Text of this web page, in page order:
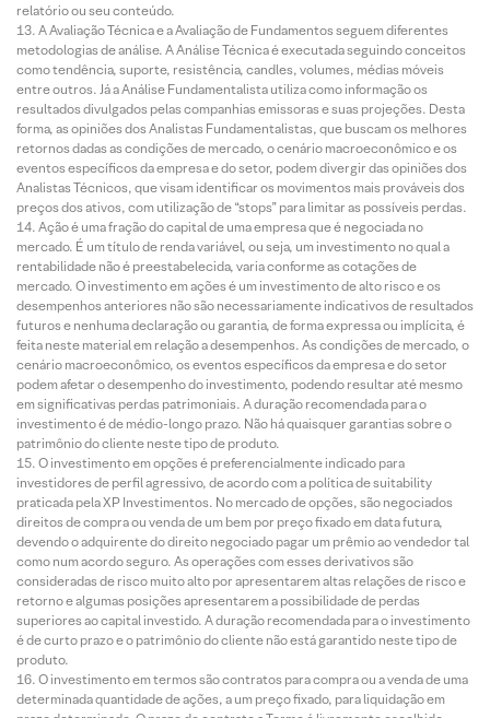
relatório ou seu conteúdo.
A Avaliação Técnica e a Avaliação de Fundamentos seguem diferentes
metodologias de análise. A Análise Técnica é executada seguindo conceitos
como tendência, suporte, resistência, candles, volumes, médias móveis
entre outros. Já a Análise Fundamentalista utiliza como informação os
resultados divulgados pelas companhias emissoras e suas projeções. Desta
forma, as opiniões dos Analistas Fundamentalistas, que buscam os melhores
retornos dadas as condições de mercado, o cenário macroeconômico e os
eventos específicos da empresa e do setor, podem divergir das opiniões dos
Analistas Técnicos, que visam identificar os movimentos mais prováveis dos
preços dos ativos, com utilização de “stops” para limitar as possíveis perdas.
Ação é uma fração do capital de uma empresa que é negociada no
mercado. É um título de renda variável, ou seja, um investimento no qual a
rentabilidade não é preestabelecida, varia conforme as cotações de
mercado. O investimento em ações é um investimento de alto risco e os
desempenhos anteriores não são necessariamente indicativos de resultados
futuros e nenhuma declaração ou garantia, de forma expressa ou implícita, é
feita neste material em relação a desempenhos. As condições de mercado, o
cenário macroeconômico, os eventos específicos da empresa e do setor
podem afetar o desempenho do investimento, podendo resultar até mesmo
em significativas perdas patrimoniais. A duração recomendada para o
investimento é de médio-longo prazo. Não há quaisquer garantias sobre o
patrimônio do cliente neste tipo de produto.
O investimento em opções é preferencialmente indicado para
investidores de perfil agressivo, de acordo com a política de suitability
praticada pela XP Investimentos. No mercado de opções, são negociados
direitos de compra ou venda de um bem por preço fixado em data futura,
devendo o adquirente do direito negociado pagar um prêmio ao vendedor tal
como num acordo seguro. As operações com esses derivativos são
consideradas de risco muito alto por apresentarem altas relações de risco e
retorno e algumas posições apresentarem a possibilidade de perdas
superiores ao capital investido. A duração recomendada para o investimento
é de curto prazo e o patrimônio do cliente não está garantido neste tipo de
produto.
O investimento em termos são contratos para compra ou a venda de uma
determinada quantidade de ações, a um preço fixado, para liquidação em